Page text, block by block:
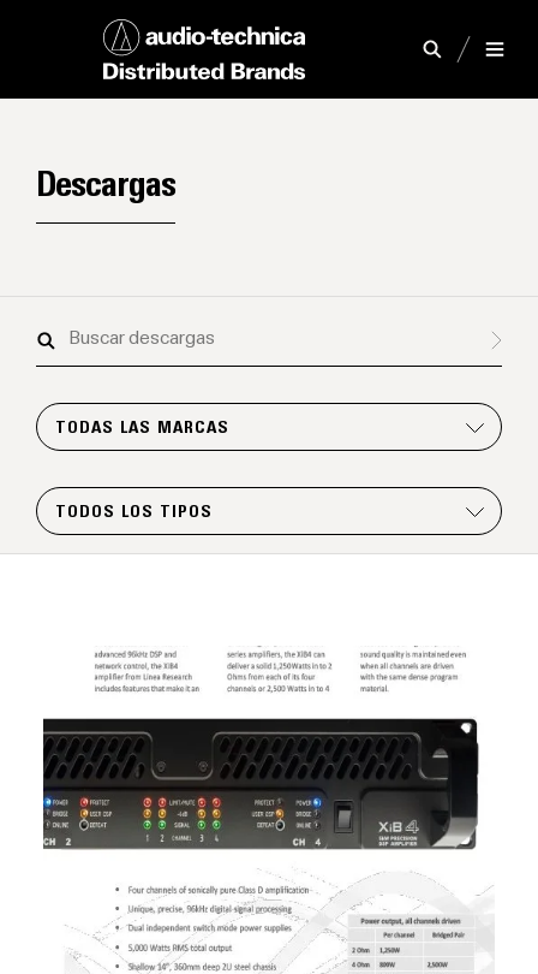
Descargas
Buscar
TODAS LAS MARCAS
TODOS LOS TIPOS